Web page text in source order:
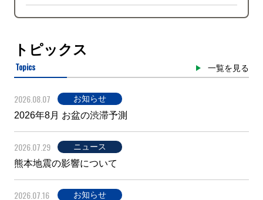
トピックス
Topics 一覧を見る
2026.08.07 お知らせ
2026年8月 お盆の渋滞予測
2026.07.29 ニュース
熊本地震の影響について
2026.07.16 お知らせ